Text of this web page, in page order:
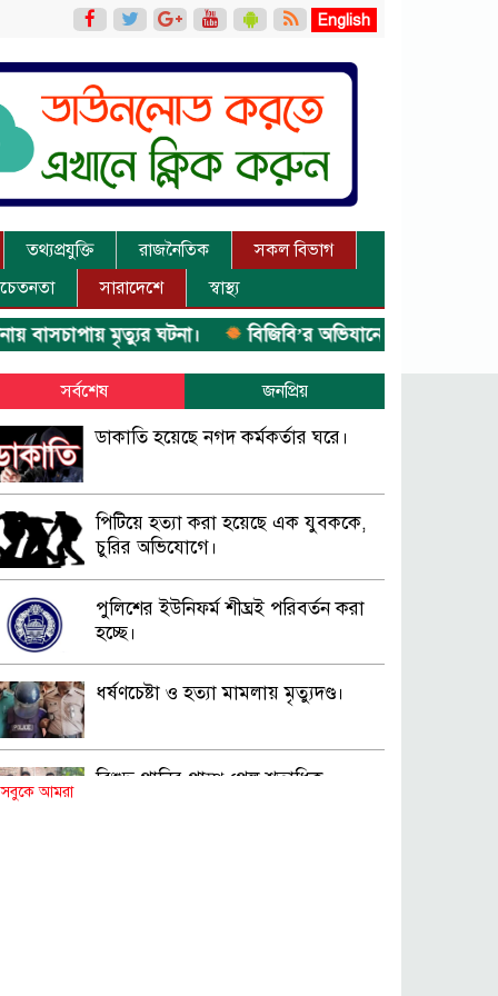
English
তথ্যপ্রযুক্তি রাজনৈতিক
সকল বিভাগ
সারাদেশে স্বাস্থ্য
মৃত্যুর ঘটনা। বিজিবি’র অভিযানে ইয়াবা জব্দ।
সর্বশেষ জনপ্রিয়
ডাকাতি হয়েছে নগদ কর্মকর্তার ঘরে।
পিটিয়ে হত্যা করা হয়েছে এক যুবককে,
চুরির অভিযোগে।
পুলিশের ইউনিফর্ম শীঘ্রই পরিবর্তন করা
হচ্ছে।
ধর্ষণচেষ্টা ও হত্যা মামলায় মৃত্যুদণ্ড।
বিশুদ্ধ পানির পাম্প পেল শতাধিক
আমরা